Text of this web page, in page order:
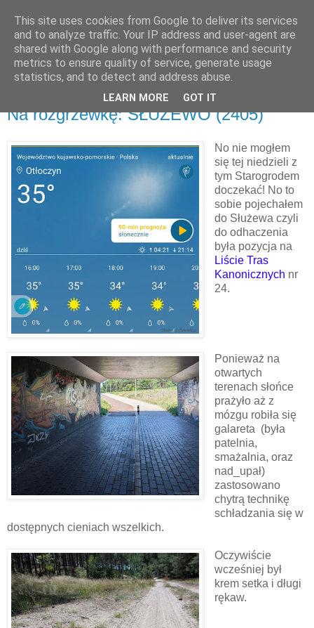
sobota, 27 czerwca 2026
Na rozgrzewkę: SŁUŻEWO (2405)
No nie mogłem
się tej niedzieli z
tym Starogrodem
doczekać! No to
sobie pojechałem
do Służewa czyli
do odhaczenia
była pozycja na
Liście Tras
Kanonicznych nr
24.
Ponieważ na
otwartych
terenach słońce
prażyło aż z
mózgu robiła się
galareta (była
patelnia,
smażalnia, oraz
nad_upał)
zastosowano
chytrą technikę
schładzania się w
dostępnych cieniach wszelkich.
Oczywiście
wcześniej był
krem setka i długi
rękaw.
This site uses cookies from Google to deliver its services
and to analyze traffic. Your IP address and user-agent are
shared with Google along with performance and security
metrics to ensure quality of service, generate usage
statistics, and to detect and address abuse.
LEARN MORE GOT IT